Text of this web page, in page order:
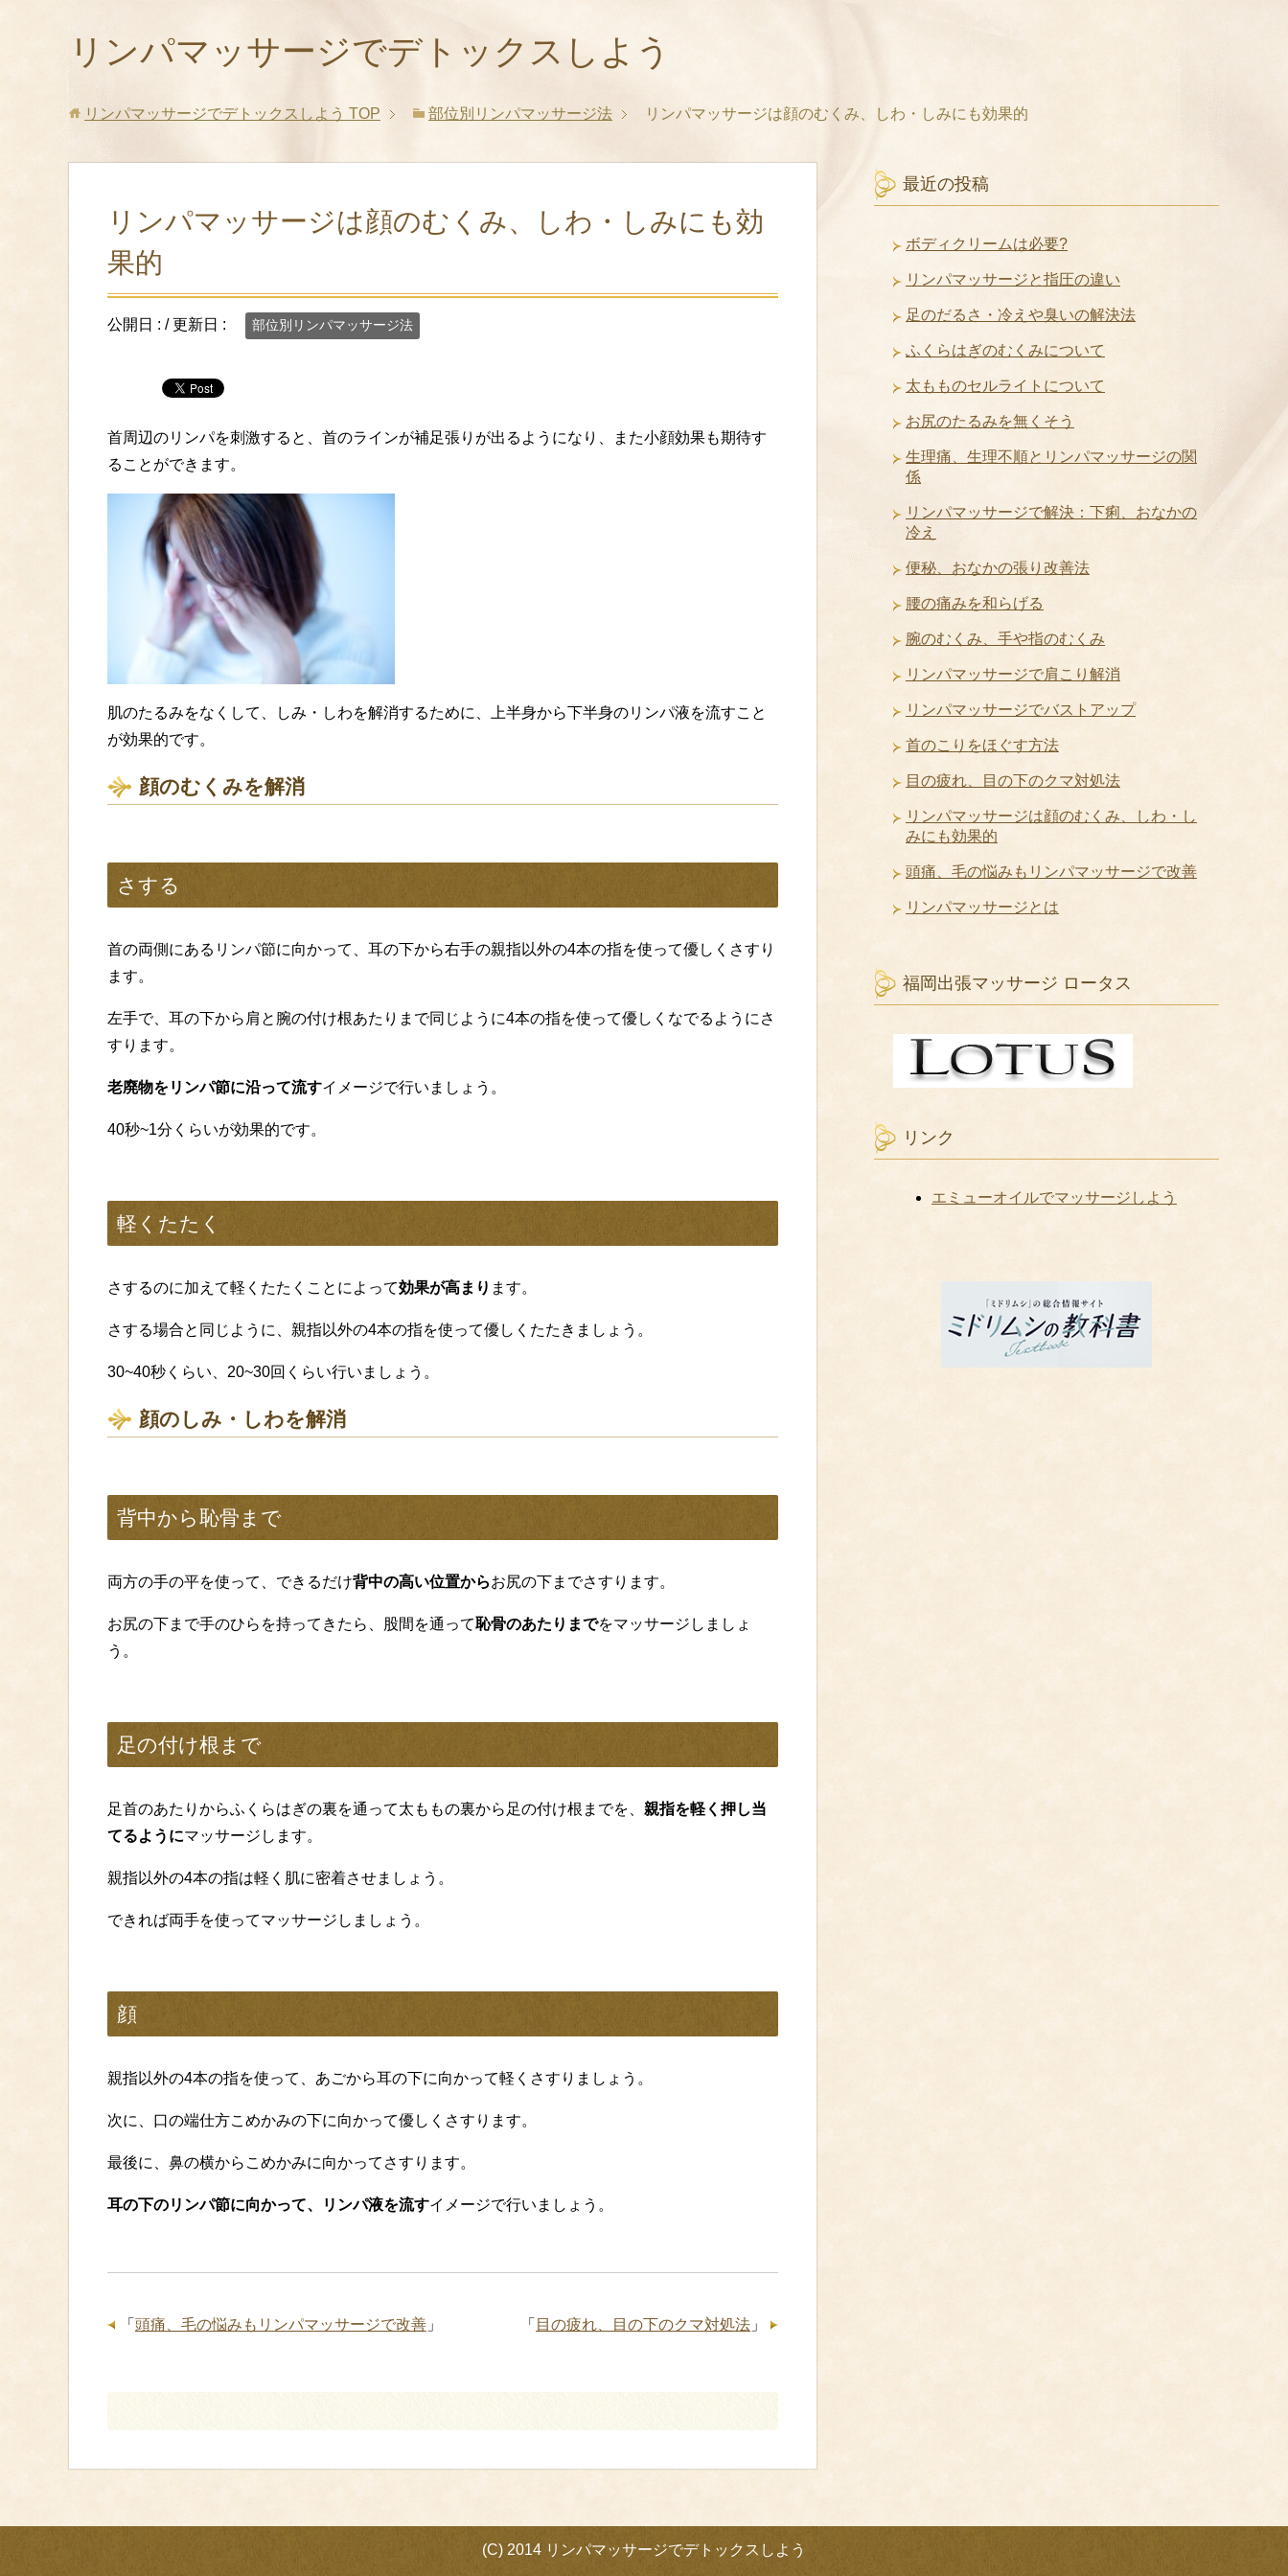
リンパマッサージでデトックスしよう
リンパマッサージでデトックスしよう TOP 部位別リンパマッサージ法 リンパマッサージは顔のむくみ、しわ・しみにも効果的
リンパマッサージは顔のむくみ、しわ・しみにも効
果的
公開日 : / 更新日 : 部位別リンパマッサージ法
首周辺のリンパを刺激すると、首のラインが補足張りが出るようになり、また小顔効果も期待す
ることができます。
肌のたるみをなくして、しみ・しわを解消するために、上半身から下半身のリンパ液を流すこと
が効果的です。
顔のむくみを解消
さする
首の両側にあるリンパ節に向かって、耳の下から右手の親指以外の4本の指を使って優しくさすり
ます。
左手で、耳の下から肩と腕の付け根あたりまで同じように4本の指を使って優しくなでるようにさ
すります。
老廃物をリンパ節に沿って流すイメージで行いましょう。
40秒~1分くらいが効果的です。
軽くたたく
さするのに加えて軽くたたくことによって効果が高まり ます。
さする場合と同じように、親指以外の4本の指を使って優しくたたきましょう。
30~40秒くらい、20~30回くらい行いましょう。
顔のしみ・しわを解消
背中から恥骨まで
両方の手の平を使って、できるだけ背中の高い位置からお尻の下までさすります。
お尻の下まで手のひらを持ってきたら、股間を通って恥骨のあたりまでをマッサージしましょ
う。
足の付け根まで
足首のあたりからふくらはぎの裏を通って太ももの裏から足の付け根までを、 親指を軽く押し当
てるようにマッサージします。
親指以外の4本の指は軽く肌に密着させましょう。
できれば両手を使ってマッサージしましょう。
顔
親指以外の4本の指を使って、あごから耳の下に向かって軽くさすりましょう。
次に、口の端仕方こめかみの下に向かって優しくさすります。
最後に、鼻の横からこめかみに向かってさすります。
耳の下のリンパ節に向かって、リンパ液を流すイメージで行いましょう。
「 目の疲れ、目の下のクマ対処法 」
「 頭痛、毛の悩みもリンパマッサージで改善 」
最近の投稿
ボディクリームは必要?
リンパマッサージと指圧の違い
足のだるさ・冷えや臭いの解決法
ふくらはぎのむくみについて
太もものセルライトについて
お尻のたるみを無くそう
生理痛、生理不順とリンパマッサージの関
係
リンパマッサージで解決：下痢、おなかの
冷え
便秘、おなかの張り改善法
腰の痛みを和らげる
腕のむくみ、手や指のむくみ
リンパマッサージで肩こり解消
リンパマッサージでバストアップ
首のこりをほぐす方法
目の疲れ、目の下のクマ対処法
リンパマッサージは顔のむくみ、しわ・し
みにも効果的
頭痛、毛の悩みもリンパマッサージで改善
リンパマッサージとは
福岡出張マッサージ ロータス
リンク
エミューオイルでマッサージしよう
(C) 2014 リンパマッサージでデトックスしよう